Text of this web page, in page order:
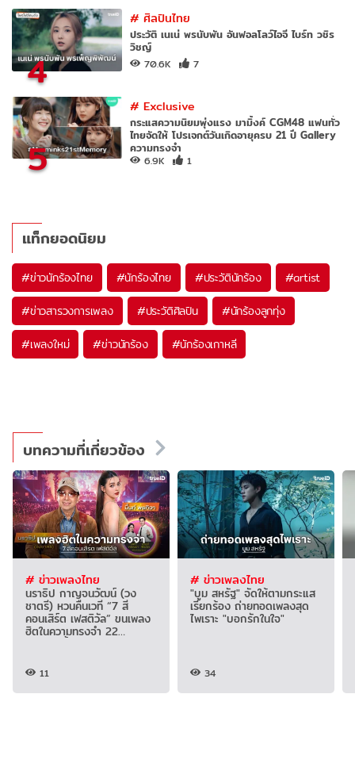
4
#ศิลปินไทย
ประวัติ เนเน่ พรนับพัน อันฟอลโลว์ไอจี ไบร์ท วชิร
วิชญ์
70.6K 7
5
#Exclusive
กระแสความนิยมพุ่งแรง มามิ้งค์ CGM48 แฟนทั่ว
ไทยจัดให้ โปรเจกต์วันเกิดอายุครบ 21 ปี Gallery
ความทรงจำ
6.9K 1
แท็กยอดนิยม
#ข่าวนักร้องไทย #นักร้องไทย #ประวัตินักร้อง #artist
#ข่าวสารวงการเพลง #ประวัติศิลปิน #นักร้องลูกทุ่ง
#เพลงใหม่ #ข่าวนักร้อง #นักร้องเกาหลี
บทความที่เกี่ยวข้อง
# ข่าวเพลงไทย
นราธิป กาญจนวัฒน์ (วง
ชาตรี) หวนคืนเวที “7 สี
คอนเสิร์ต เฟสติวัล” ขนเพลง
ฮิตในความทรงจำ 22
11
# ข่าวเพลงไทย
"บูม สหรัฐ" จัดให้ตามกระแส
เรียกร้อง ถ่ายทอดเพลงสุด
ไพเราะ "บอกรักในใจ"
34